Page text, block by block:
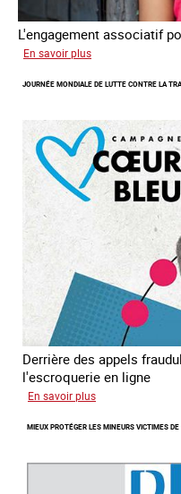
L'engagement associatif
En savoir plus
des
en
Asie
du
sud
est
JOURNÉE MONDIALE DE LUTTE CONTRE LA
Derrière des appels
l'escroquerie en ligne
En savoir plus
mondiale
lutte
MIEUX PROTÉGER LES MINEURS VICTIMES